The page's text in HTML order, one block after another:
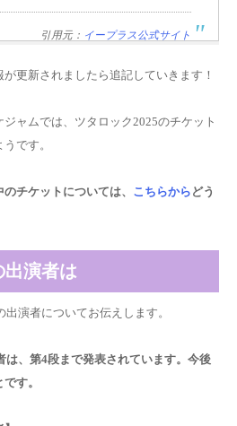
引用元： イープラス公式サイト
更新されましたら追記していきます！
ャムでは、ツタロック2025のチケット
です。
チケットについては、 こちらから どう
出演者は
演者についてお伝えします。
は、第4段まで発表されています。今後
す。